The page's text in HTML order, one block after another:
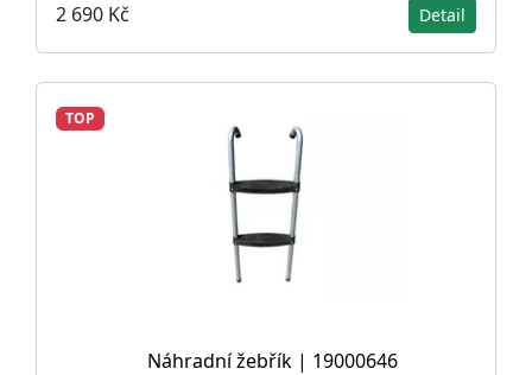
2 690 Kč Detail
TOP
Náhradní žebřík | 19000646